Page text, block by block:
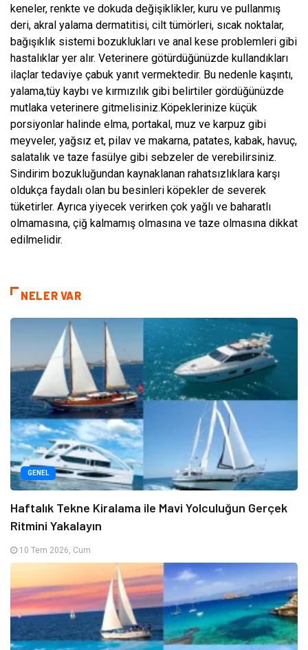
keneler, renkte ve dokuda değişiklikler, kuru ve pullanmış
deri, akral yalama dermatitisi, cilt tümörleri, sıcak noktalar,
bağışıklık sistemi bozuklukları ve anal kese problemleri gibi
hastalıklar yer alır. Veterinere götürdüğünüzde kullandıkları
ilaçlar tedaviye çabuk yanıt vermektedir. Bu nedenle kaşıntı,
yalama,tüy kaybı ve kırmızılık gibi belirtiler gördüğünüzde
mutlaka veterinere gitmelisiniz.Köpeklerinize küçük
porsiyonlar halinde elma, portakal, muz ve karpuz gibi
meyveler, yağsız et, pilav ve makarna, patates, kabak, havuç,
salatalık ve taze fasülye gibi sebzeler de verebilirsiniz.
Sindirim bozukluğundan kaynaklanan rahatsızlıklara karşı
oldukça faydalı olan bu besinleri köpekler de severek
tüketirler. Ayrıca yiyecek verirken çok yağlı ve baharatlı
olmamasına, çiğ kalmamış olmasına ve taze olmasına dikkat
edilmelidir.
NELER VAR
GENEL
Haftalık Tekne Kiralama ile Mavi Yolculuğun Gerçek
Ritmini Yakalayın
10 Tem 2026, Cum